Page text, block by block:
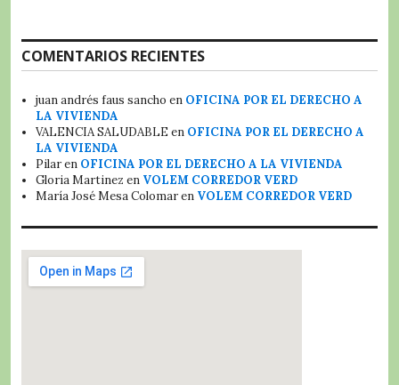
COMENTARIOS RECIENTES
juan andrés faus sancho en OFICINA POR EL DERECHO A
LA VIVIENDA
VALENCIA SALUDABLE en OFICINA POR EL DERECHO A
LA VIVIENDA
Pilaren OFICINA POR EL DERECHO A LA VIVIENDA
Gloria Martinez en VOLEM CORREDOR VERD
María José Mesa Colomaren VOLEM CORREDOR VERD